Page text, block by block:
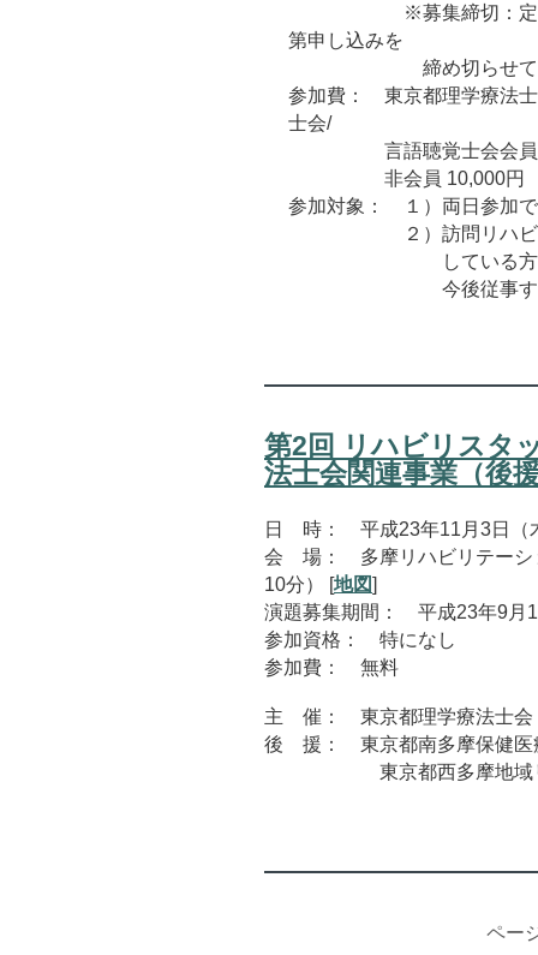
※募集締切：定員
第申し込みを
締め切らせて頂
参加費： 東京都理学療法
士会/
言語聴覚士会会員
非会員 10,000円 懇
参加対象： １）両日参加
２）訪問リハビリ
している方、経験
今後従事する予
第2回 リハビリスタ
法士会関連事業（後
日 時： 平成23年11月3日（
会 場： 多摩リハビリテーシ
10分） [地図]
演題募集期間： 平成23年9月
参加資格： 特になし
参加費： 無料
主 催： 東京都理学療法士会
後 援： 東京都南多摩保健医
東京都西多摩地域リハ
ペー